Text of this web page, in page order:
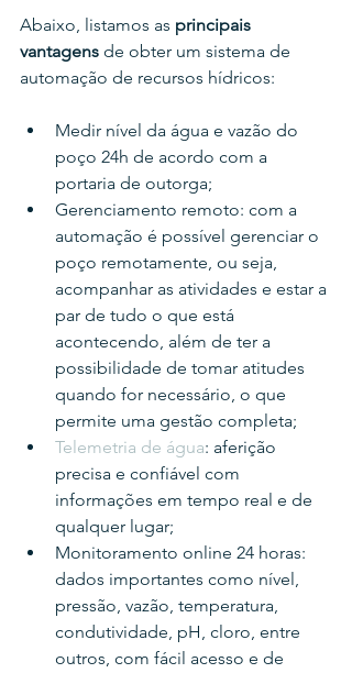
Abaixo, listamos as principais
vantagens de obter um sistema de
automação de recursos hídricos:
Medir nível da água e vazão do
poço 24h de acordo com a
portaria de outorga;
Gerenciamento remoto: com a
automação é possível gerenciar o
poço remotamente, ou seja,
acompanhar as atividades e estar a
par de tudo o que está
acontecendo, além de ter a
possibilidade de tomar atitudes
quando for necessário, o que
permite uma gestão completa;
Telemetria de água: aferição
precisa e confiável com
informações em tempo real e de
qualquer lugar;
Monitoramento online 24 horas:
dados importantes como nível,
pressão, vazão, temperatura,
condutividade, pH, cloro, entre
outros, com fácil acesso e de